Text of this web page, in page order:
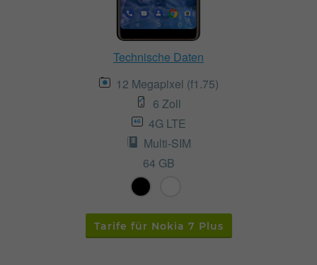
Technische Daten
12 Megapixel (f1.75)
6 Zoll
4G LTE
Multi-SIM
64 GB
Tarife für Nokia 7 Plus